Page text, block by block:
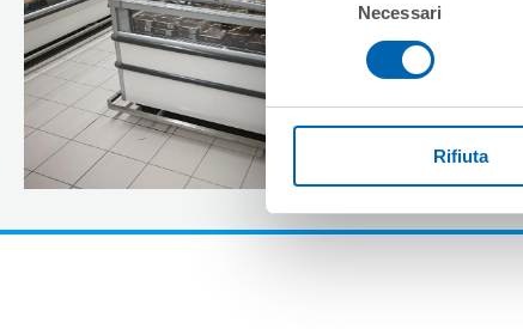
del
consenso
Necessari
Rifiuta